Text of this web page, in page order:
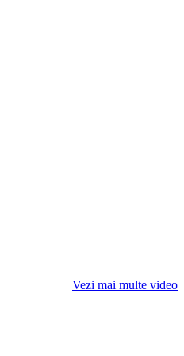
Vezi mai multe video